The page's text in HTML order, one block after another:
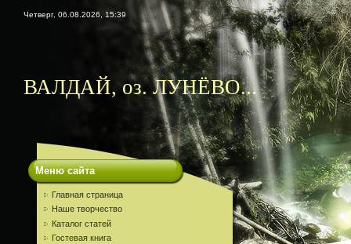
Четверг, 06.08.2026, 15:39
ВАЛДАЙ, оз. ЛУНЁВО...
Меню сайта
Главная страница
Наше творчество
Каталог статей
Гостевая книга